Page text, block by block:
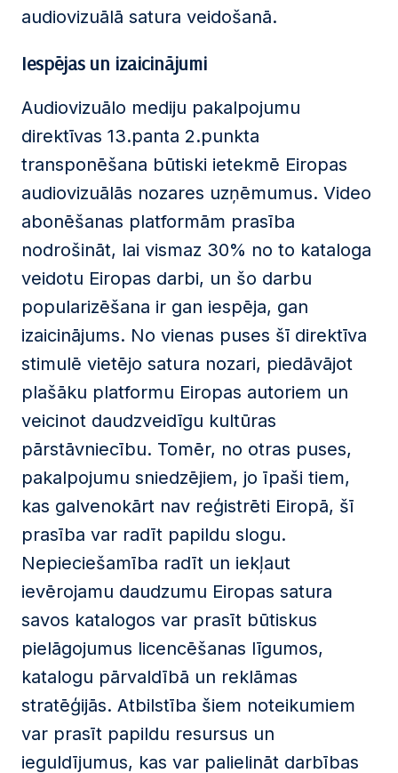
audiovizuālā satura veidošanā.
Iespējas un izaicinājumi
Audiovizuālo mediju pakalpojumu
direktīvas 13.panta 2.punkta
transponēšana būtiski ietekmē Eiropas
audiovizuālās nozares uzņēmumus. Video
abonēšanas platformām prasība
nodrošināt, lai vismaz 30% no to kataloga
veidotu Eiropas darbi, un šo darbu
popularizēšana ir gan iespēja, gan
izaicinājums. No vienas puses šī direktīva
stimulē vietējo satura nozari, piedāvājot
plašāku platformu Eiropas autoriem un
veicinot daudzveidīgu kultūras
pārstāvniecību. Tomēr, no otras puses,
pakalpojumu sniedzējiem, jo īpaši tiem,
kas galvenokārt nav reģistrēti Eiropā, šī
prasība var radīt papildu slogu.
Nepieciešamība radīt un iekļaut
ievērojamu daudzumu Eiropas satura
savos katalogos var prasīt būtiskus
pielāgojumus licencēšanas līgumos,
katalogu pārvaldībā un reklāmas
stratēģijās. Atbilstība šiem noteikumiem
var prasīt papildu resursus un
ieguldījumus, kas var palielināt darbības